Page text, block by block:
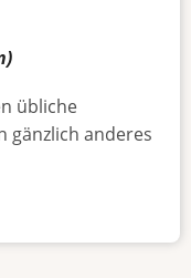
übliche
gänzlich anderes